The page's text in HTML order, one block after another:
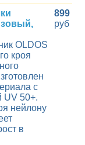
OLDOS
кроя
с
UV 50+.
нейлону
в
899
руб